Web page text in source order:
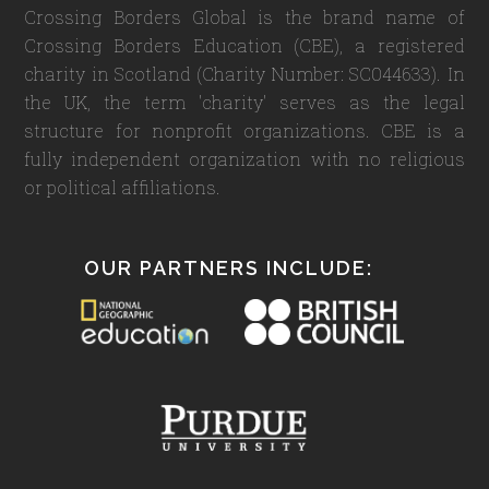
Crossing Borders Global is the brand name of
Crossing Borders Education (CBE), a registered
charity in Scotland (Charity Number: SC044633). In
the UK, the term 'charity' serves as the legal
structure for nonprofit organizations. CBE is a
fully independent organization with no religious
or political affiliations.
OUR PARTNERS INCLUDE: